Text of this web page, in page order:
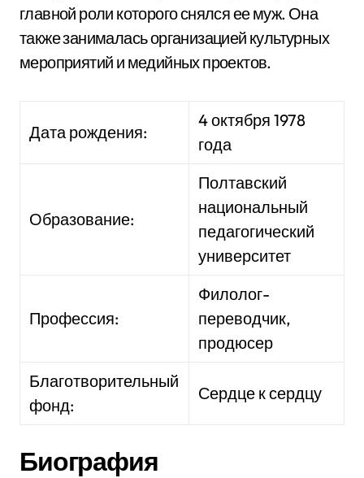
главной роли которого снялся ее муж. Она
также занималась организацией культурных
мероприятий и медийных проектов.
Дата рождения:
4 октября 1978
года
Образование:
Полтавский
национальный
педагогический
университет
Профессия:
Филолог-
переводчик,
продюсер
Благотворительный
фонд:
Сердце к сердцу
Биография